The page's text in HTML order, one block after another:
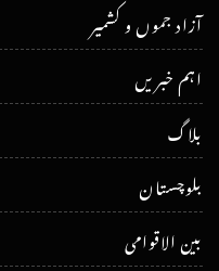
آزاد جموں و کشمیر
اہم خبریں
بلاگ
بلوچستان
بین الاقوامی